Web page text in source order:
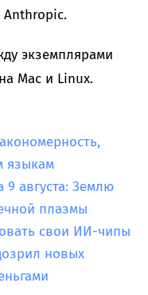
Anthropic.
экземплярами
Mac и Linux.
языкам
9 августа: Землю
плазмы
свои ИИ-чипы
новых